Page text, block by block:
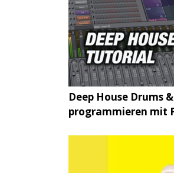
Deep House Drums
programmieren mit